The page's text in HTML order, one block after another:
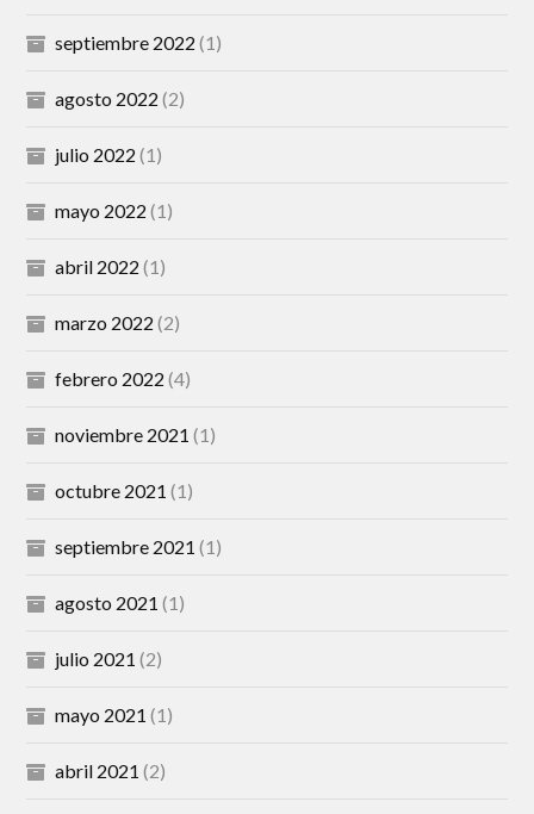
septiembre 2022 (1)
agosto 2022 (2)
julio 2022 (1)
mayo 2022 (1)
abril 2022 (1)
marzo 2022 (2)
febrero 2022 (4)
noviembre 2021 (1)
octubre 2021 (1)
septiembre 2021 (1)
agosto 2021 (1)
julio 2021 (2)
mayo 2021 (1)
abril 2021 (2)